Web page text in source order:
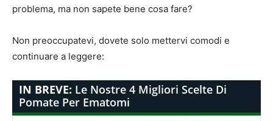
problema, ma non sapete bene cosa fare?
Non preoccupatevi, dovete solo mettervi comodi e
continuare a leggere:
IN BREVE: Le Nostre 4 Migliori Scelte Di
Pomate Per Ematomi